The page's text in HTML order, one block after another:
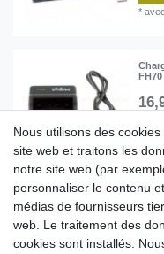
*
*
Nous utilisons des
site web et traitons les
notre site web (par
personnaliser le contenu
médias de fournisseurs
web. Le traitement des
cookies sont installés.